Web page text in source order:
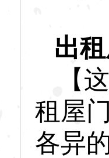
出
【
租屋
各异